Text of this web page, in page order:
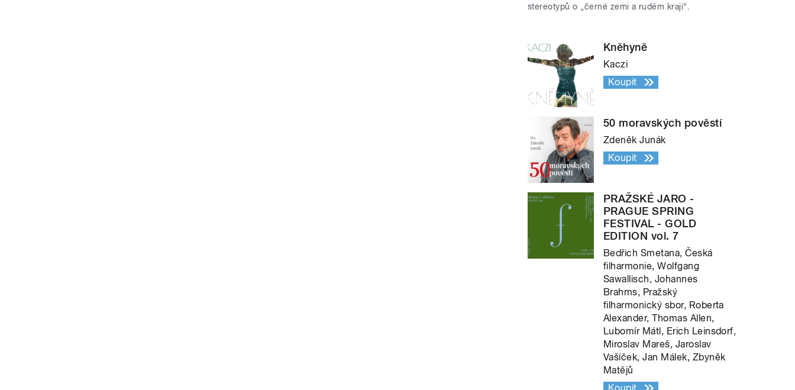
stereotypů o „černé zemi a rudém kraji“.
Kněhyně
Kaczi
Koupit
50 moravských pověstí
Zdeněk Junák
Koupit
PRAŽSKÉ JARO -
PRAGUE SPRING
FESTIVAL - GOLD
EDITION vol. 7
Bedřich Smetana, Česká
filharmonie, Wolfgang
Sawallisch, Johannes
Brahms, Pražský
filharmonický sbor, Roberta
Alexander, Thomas Allen,
Lubomír Mátl, Erich Leinsdorf,
Miroslav Mareš, Jaroslav
Vašíček, Jan Málek, Zbyněk
Matějů
Koupit